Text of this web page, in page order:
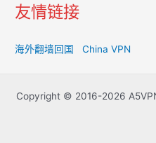
友情链接
海外翻墙回国 China VPN
Copyright © 2016-2026